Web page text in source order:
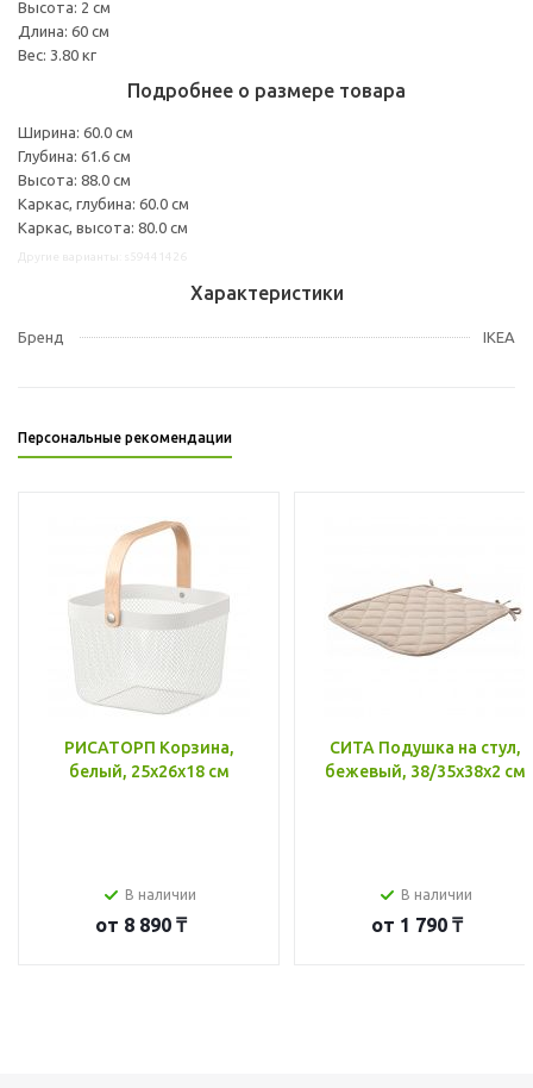
Высота: 2 см
Длина: 60 см
Вес: 3.80 кг
Подробнее о размере товара
Ширина: 60.0 см
Глубина: 61.6 см
Высота: 88.0 см
Каркас, глубина: 60.0 см
Каркас, высота: 80.0 см
Характеристики
Бренд IKEA
Персональные рекомендации
РИСАТОРП Корзина,
белый, 25x26x18 см
В наличии
от 8 890 ₸
СИТА Подушка на стул,
бежевый, 38/35x38x2 см
В наличии
от 1 790 ₸